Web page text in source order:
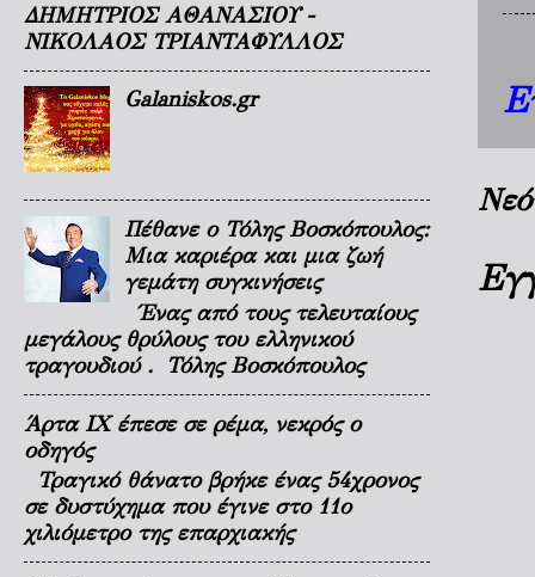
ΔΗΜΗΤΡΙΟΣ ΑΘΑΝΑΣΙΟΥ -
ΝΙΚΟΛΑΟΣ ΤΡΙΑΝΤΑΦΥΛΛΟΣ
Galaniskos.gr
Πέθανε ο Τόλης Βοσκόπουλος:
Μια καριέρα και μια ζωή
γεμάτη συγκινήσεις
Ένας από τους τελευταίους
μεγάλους θρύλους του ελληνικού
τραγουδιού . Τόλης Βοσκόπουλος
Άρτα ΙΧ έπεσε σε ρέμα, νεκρός ο
οδηγός
Τραγικό θάνατο βρήκε ένας 54χρονος
σε δυστύχημα που έγινε στο 11ο
χιλιόμετρο της επαρχιακής